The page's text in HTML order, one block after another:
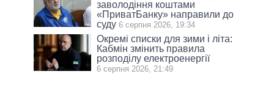
заволодіння коштами
«ПриватБанку» направили до
суду 6 серпня 2026, 19:34
Окремі списки для зими і літа:
Кабмін змінить правила
розподілу електроенергії
6 серпня 2026, 21:49